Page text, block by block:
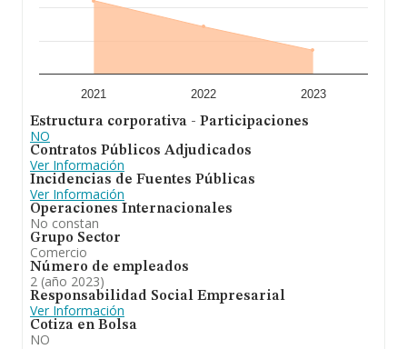
2021 2022 2023
Estructura corporativa - Participaciones
NO
Contratos Públicos Adjudicados
Ver Información
Incidencias de Fuentes Públicas
Ver Información
Operaciones Internacionales
No constan
Grupo Sector
Comercio
Número de empleados
2 (año 2023)
Responsabilidad Social Empresarial
Ver Información
Cotiza en Bolsa
NO